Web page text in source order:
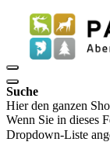
Suche
Hier den ganzen
Wenn Sie in dieses
Dropdown-Liste